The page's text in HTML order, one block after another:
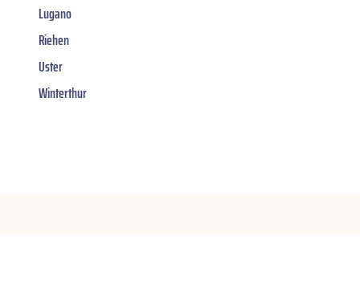
Lugano
Riehen
Uster
Winterthur